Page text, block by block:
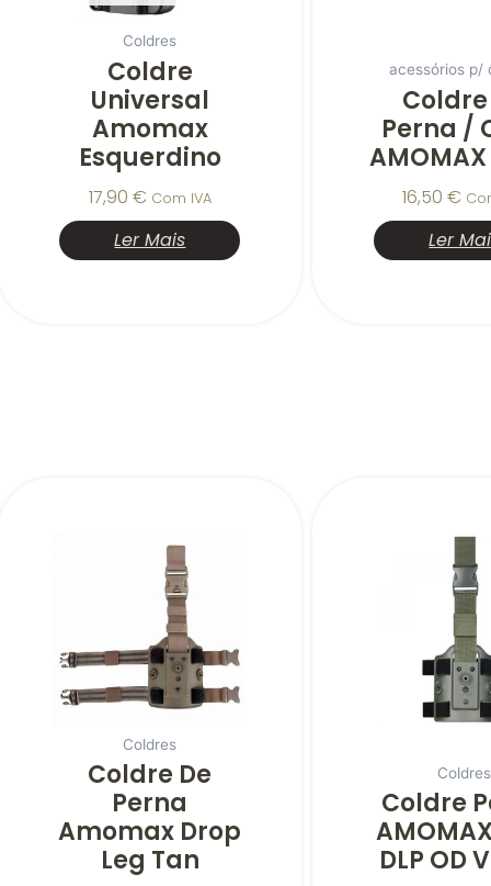
Coldres
Coldre
Universal
Amomax
Esquerdino
17,90 € Com IVA
Ler Mais
acessórios p/
Coldre
Perna /
16,50€
Ler
Coldres
Coldre De
Perna
Amomax Drop
Leg Tan
Coldres
Coldre
DLP OD